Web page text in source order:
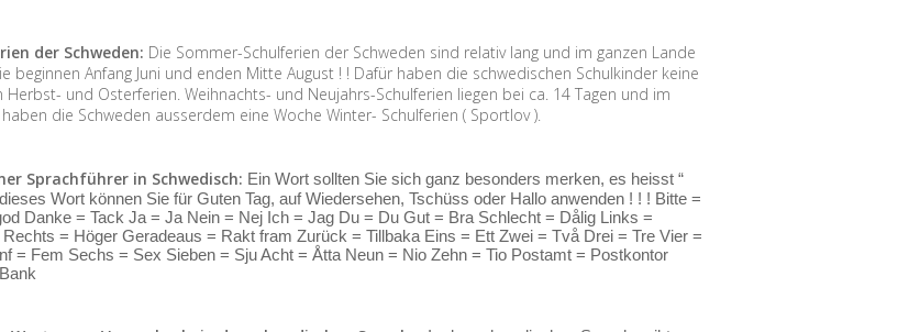
der Schweden: Die Sommer-Schulferien der Schweden sind relativ lang und im ganzen Lande
beginnen Anfang Juni und enden Mitte August ! ! Dafür haben die schwedischen Schulkinder keine
Herbst- und Osterferien. Weihnachts- und Neujahrs-Schulferien liegen bei ca. 14 Tagen und im
die Schweden ausserdem eine Woche Winter- Schulferien ( Sportlov ).
Sprachführer in Schwedisch: Ein Wort sollten Sie sich ganz besonders merken, es heisst “
Wort können Sie für Guten Tag, auf Wiedersehen, Tschüss oder Hallo anwenden ! ! ! Bitte =
Danke = Tack Ja = Ja Nein = Nej Ich = Jag Du = Du Gut = Bra Schlecht = Dålig Links =
= Höger Geradeaus = Rakt fram Zurück = Tillbaka Eins = Ett Zwei = Två Drei = Tre Vier =
= Fem Sechs = Sex Sieben = Sju Acht = Åtta Neun = Nio Zehn = Tio Postamt = Postkontor